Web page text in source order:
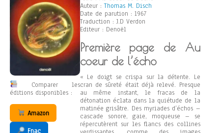
Comparer les
éditions disponibles :
Amazon
Fnac
Auteur :Thomas M. Disch
Date de parution : 1967
Traduction : J.D Verdon
Editeur : Denoël
Première page de Au
coeur de l’écho
« Le doigt se crispa sur la détente. Le
cran de sûreté était déjà relevé. Presque
au même instant, le fracas de la
détonation éclata dans la quiétude de la
matinée grisâtre. Des myriades d’échos –
cascade sonore, gaie, moqueuse – se
répercutèrent sur les flancs des collines